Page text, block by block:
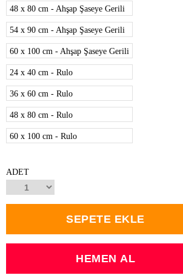
48 x 80 cm - Ahşap Şaseye Gerili
54 x 90 cm - Ahşap Şaseye Gerili
60 x 100 cm - Ahşap Şaseye Gerili
24 x 40 cm - Rulo
36 x 60 cm - Rulo
48 x 80 cm - Rulo
60 x 100 cm - Rulo
ADET